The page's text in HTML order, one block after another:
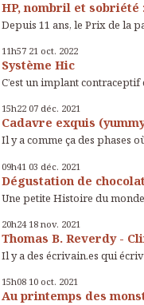
HP, nombril et sobriété
Depuis 11 ans, le Prix de la
11h57 21 oct. 2022
Système Hic
C’est un implant contraceptif
15h22 07 déc. 2021
Cadavre exquis
Il y a comme ça des phases
09h41 03 déc. 2021
Dégustation de
Une petite Histoire du monde
20h24 18 nov. 2021
Thomas B. Reverdy -
Il y a des écrivain.es qui
15h08 10 oct. 2021
Au printemps des